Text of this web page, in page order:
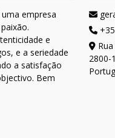
empresa
e
e a seriedade
a satisfação
Bem
2800-